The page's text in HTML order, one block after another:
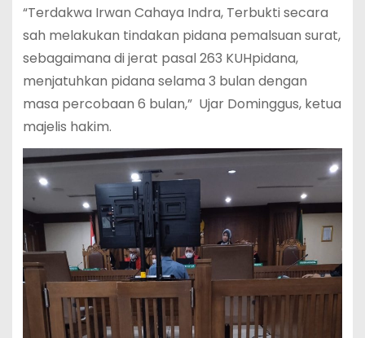
“Terdakwa Irwan Cahaya Indra, Terbukti secara
sah melakukan tindakan pidana pemalsuan surat,
sebagaimana di jerat pasal 263 KUHpidana,
menjatuhkan pidana selama 3 bulan dengan
masa percobaan 6 bulan,” Ujar Dominggus, ketua
majelis hakim.